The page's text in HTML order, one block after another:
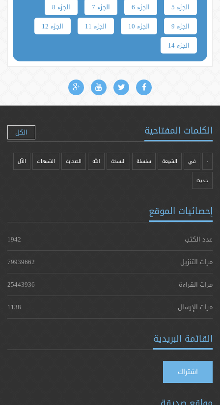
الجزء 5
الجزء 6 الجزء 7
الجزء 8
الجزء 9
الجزء 10 الجزء 11
الجزء 12
الجزء 14
الكلمات المفتاحية الكل
- في الشيعة سلسلة النسخة الله الصحابة الشبهات الآل
حدیث
إحصائيات الموقع
عدد الكتب
1942
مرات التنزيل
79939662
مرات القراءة
25443936
مرات الإرسال
1138
القائمة البريدية
اشتراك